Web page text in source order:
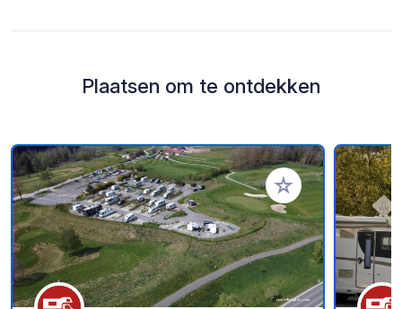
Plaatsen om te ontdekken
Voeg toe aan je